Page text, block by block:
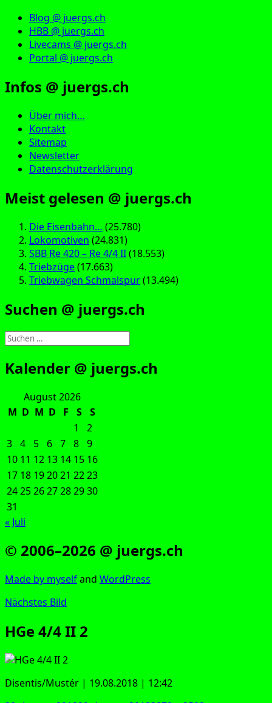
Blog @ juergs.ch
HBB @ juergs.ch
Livecams @ juergs.ch
Portal @ juergs.ch
Infos @ juergs.ch
Über mich…
Kontakt
Sitemap
Newsletter
Datenschutzerklärung
Meist gelesen @ juergs.ch
Die Eisenbahn… (25.780)
Lokomotiven (24.831)
SBB Re 420 – Re 4/4 II(18.553)
Triebzüge(17.663)
Triebwagen Schmalspur(13.494)
Suchen @ juergs.ch
Suchen
nach:
Kalender @ juergs.ch
August 2026
M D M D F S
S
1
2
3 4 5 6 7 8 9
10 11 12 13 14 15 16
17 18 192021 2223
24252627282930
31
« Juli
© 2006–2026 @ juergs.ch
Made by mys­elfand Word­Press
Nächstes Bild
HGe 4/4 II 2
Disentis/Mustér | 19.08.2018 | 12:42